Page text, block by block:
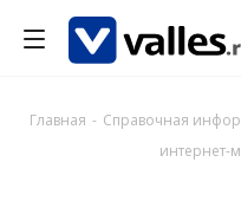
Главная - Справочная
интернет-